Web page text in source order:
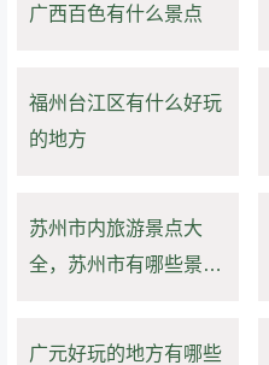
广西百色有什么景点
福州台江区有什么好玩
的地方
苏州市内旅游景点大
全，苏州市有哪些景点
广元好玩的地方有哪些